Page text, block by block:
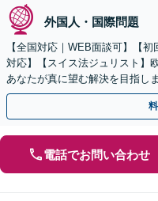
外国人・国際問題
【全国対応｜WEB面談可】【
対応】【スイス法ジュリスト】
あなたが真に望む解決を目指し
やかな連絡と粘り強い交渉を徹
電話でお問い合わせ